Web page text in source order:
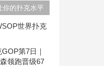
你的扑克水平
第三期开课
世界扑克
第7日｜
领跑晋级67